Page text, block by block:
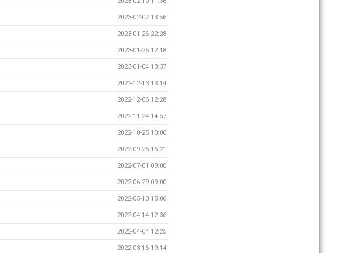
2023-02-02 13:56
2023-01-26 22:28
2023-01-25 12:18
2023-01-04 13:37
2022-12-13 13:14
2022-12-06 12:28
2022-11-24 14:57
2022-10-25 10:00
2022-09-26 16:21
2022-07-01 09:00
2022-06-29 09:00
2022-05-10 15:06
2022-04-14 12:36
2022-04-04 12:25
2022-03-16 19:14